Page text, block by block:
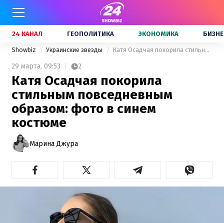
24 КАНАЛ ГЕОПОЛИТИКА ЭКОНОМИКА
Showbiz Украинские звезды Катя Осадчая покорила стильным повседневным образом: фото в синем костюме
29 марта, 09:53 2
Катя Осадчая покорила
стильным повседневным
образом: фото в синем
костюме
Марина Джура